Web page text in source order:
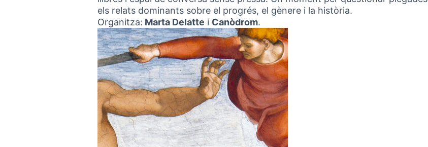
els relats dominants sobre el progrés, el gènere i la història.
Organitza: Marta Delatte i Canòdrom.